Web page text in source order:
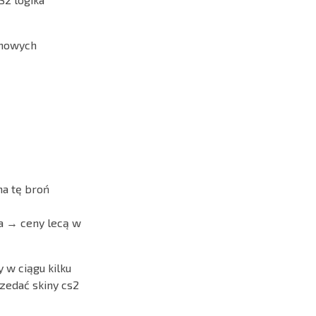
tę broń
→ ceny lecą w
w ciągu kilku
skiny cs2